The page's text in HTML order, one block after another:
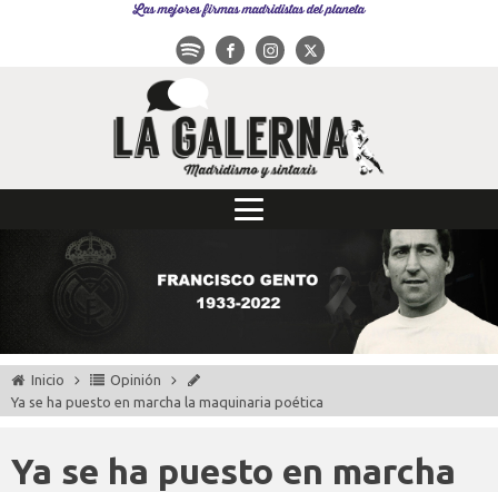
Las mejores firmas madridistas del planeta
Inicio
Opinión
Ya se ha puesto en marcha la maquinaria poética
Ya se ha puesto en marcha